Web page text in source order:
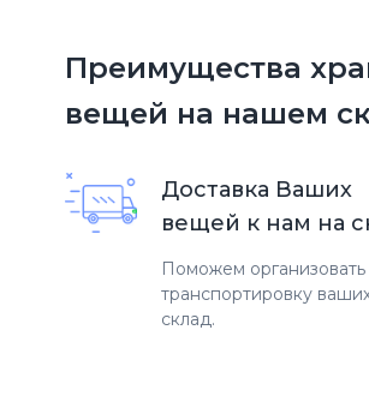
Преимущества
вещей на нашем
Доставка Ваших
вещей к нам на
Поможем организовать
транспортировку
склад.